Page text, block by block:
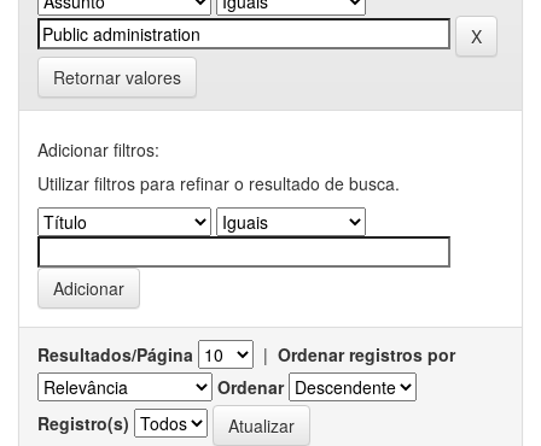
Retornar valores
Adicionar filtros:
Utilizar filtros para refinar o resultado de busca.
Resultados/Página | Ordenar registros por
Ordenar
Registro(s)